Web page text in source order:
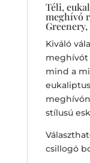
Greenery,
Boho,
meghívó
Téli,
meghívó
Kiváló
meghívót
mind a
stílusú
csillogó